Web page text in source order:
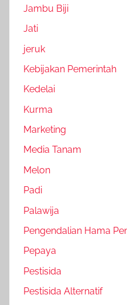
Jambu Biji
Jati
jeruk
Kebijakan Pemerintah
Kedelai
Kurma
Marketing
Media Tanam
Melon
Padi
Palawija
Pengendalian Hama
Pepaya
Pestisida
Pestisida Alternatif